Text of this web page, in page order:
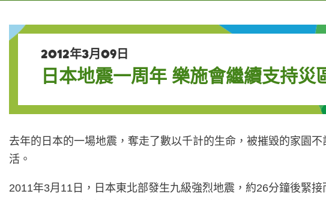
2012年3月09日
日本地震一周年 樂施會繼續支持災
去年的日本的一場地震，奪走了數以千計的生命，被摧毀的家園
活。
2011年3月11日，日本東北部發生九級強烈地震，約26分鐘後緊